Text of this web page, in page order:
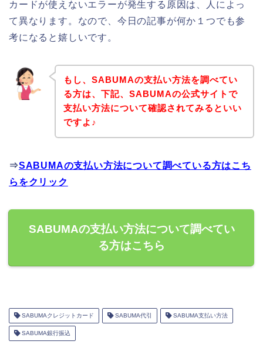
カードが使えないエラーが発生する原因は、人によっ
て異なります。なので、今日の記事が何か１つでも参
考になると嬉しいです。
もし、SABUMAの支払い方法を調べてい
る方は、下記、SABUMAの公式サイトで
支払い方法について確認されてみるといい
ですよ♪
⇒SABUMAの支払い方法について調べている方はこち
らをクリック
SABUMAの支払い方法について調べてい
る方はこちら
SABUMAクレジットカード SABUMA代引 SABUMA支払い方法
SABUMA銀行振込